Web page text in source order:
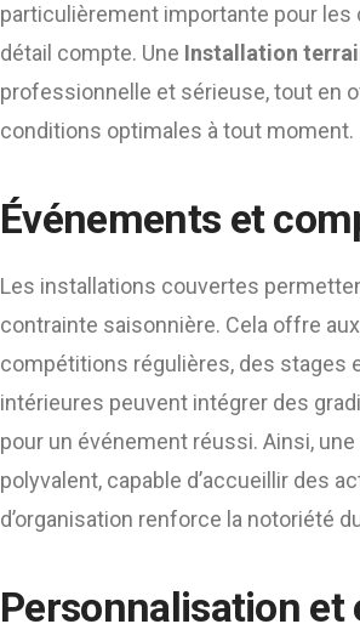
particulièrement importante pour
détail compte. Une Installation
professionnelle et sérieuse, tout en
conditions optimales à tout moment.
Événements et
Les installations couvertes
contrainte saisonnière. Cela offre
compétitions régulières, des stages
intérieures peuvent intégrer des
pour un événement réussi. Ainsi, une
polyvalent, capable d’accueillir des
d’organisation renforce la notoriété
Personnalisation